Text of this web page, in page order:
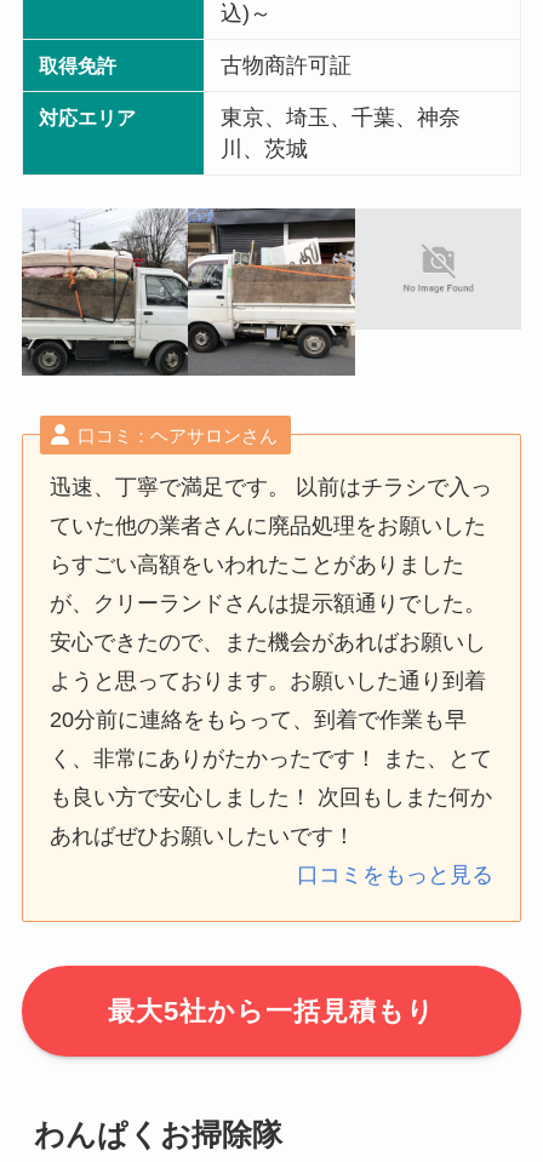
込)～
取得免許 古物商許可証
対応エリア
東京、埼玉、千葉、神奈
川、茨城
口コミ：ヘアサロンさん
迅速、丁寧で満足です。 以前はチラシで入っ
ていた他の業者さんに廃品処理をお願いした
らすごい高額をいわれたことがありました
が、クリーランドさんは提示額通りでした。
安心できたので、また機会があればお願いし
ようと思っております。お願いした通り到着
20分前に連絡をもらって、到着で作業も早
く、非常にありがたかったです！ また、とて
も良い方で安心しました！ 次回もしまた何か
あればぜひお願いしたいです！
口コミをもっと見る
最大5社から一括見積もり
わんぱくお掃除隊